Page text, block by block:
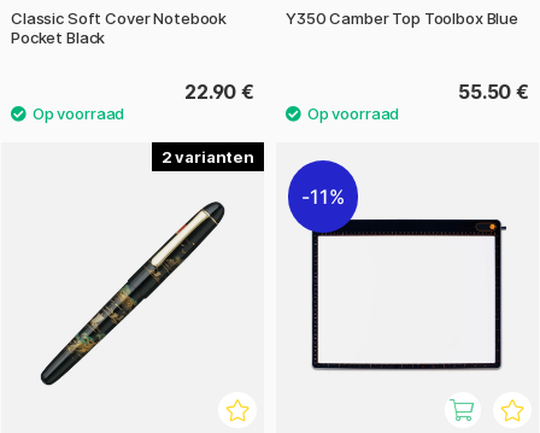
Classic Soft Cover Notebook
Pocket Black
22.90 €
Y350 Camber Top Toolbox Blue
55.50 €
2
11%